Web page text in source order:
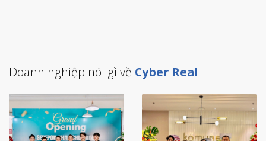
Doanh nghiệp nói gì về Cyber Real